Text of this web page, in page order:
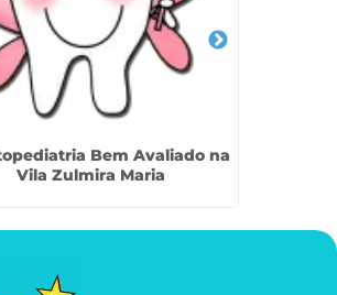
Bem Avaliado na
Vila Zulmira Maria